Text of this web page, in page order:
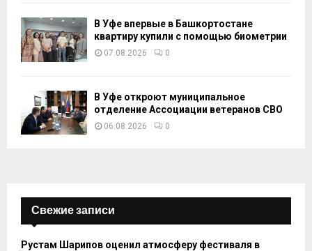
В Уфе впервые в Башкортостане
квартиру купили с помощью биометрии
07.08.2026 0
В Уфе откроют муниципальное
отделение Ассоциации ветеранов СВО
06.08.2026 0
Свежие записи
Рустам Шарипов оценил атмосферу фестиваля в